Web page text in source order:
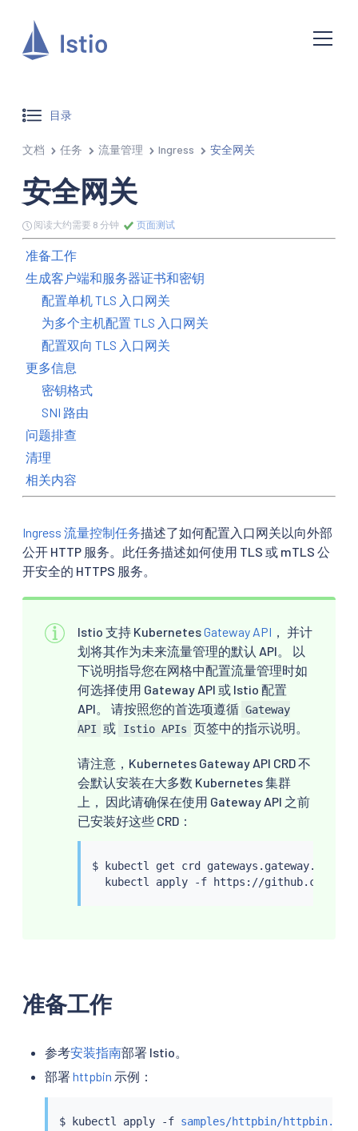
目录
文档 任务 流量管理 Ingress 安全网关
安全网关
阅读大约需要 8 分钟 页面测试
准备工作
生成客户端和服务器证书和密钥
配置单机 TLS 入口网关
为多个主机配置 TLS 入口网关
配置双向 TLS 入口网关
更多信息
密钥格式
SNI 路由
问题排查
清理
相关内容
Ingress 流量控制任务描述了如何配置入口网关以向外部
公开 HTTP 服务。此任务描述如何使用 TLS 或 mTLS 公
开安全的 HTTPS 服务。
Istio 支持 KubernetesGateway API ， 并计
划将其作为未来流量管理的默认 API。 以
下说明指导您在网格中配置流量管理时如
何选择使用 Gateway API 或 Istio 配置
API。 请按照您的首选项遵循 Gateway
API 或 Istio APIs 页签中的指示说明。
请注意，Kubernetes Gateway API CRD 不
会默认安装在大多数 Kubernetes 集群
上， 因此请确保在使用 Gateway API 之前
已安装好这些 CRD：
$ kubectl
get crd
kubectl
准备工作
参考安装指南部署 Istio。
部署httpbin 示例：
$ kubectl apply -f samples/httpbin/